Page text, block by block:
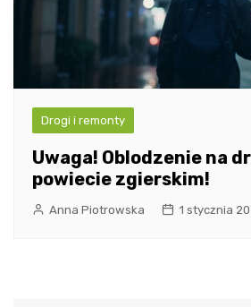
Drogi i remonty
Uwaga! Oblodzenie na
powiecie zgierskim!
Anna Piotrowska 1 stycznia